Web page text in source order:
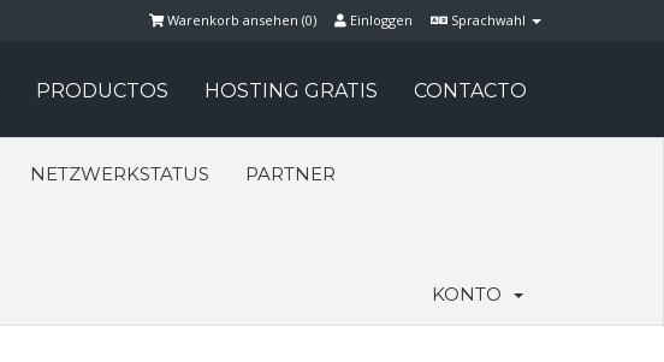
Sprachwahl
Einloggen
Warenkorb ansehen (0)
PRODUCTOS HOSTING GRATIS CONTACTO
NETZWERKSTATUS PARTNER
KONTO